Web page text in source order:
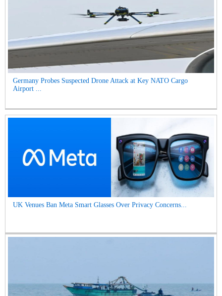
Germany Probes Suspected Drone Attack at Key NATO Cargo
Airport ...
UK Venues Ban Meta Smart Glasses Over Privacy Concerns...